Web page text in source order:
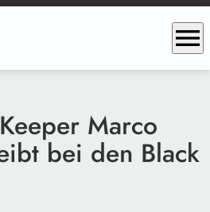
menu
Marco
bei den Black